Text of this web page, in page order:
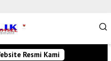
Resmi Kami